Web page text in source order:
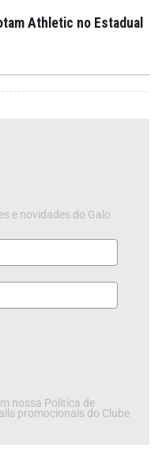
Athletic no Estadual
e novidades do Galo
nossa Política de
promocionais do Clube